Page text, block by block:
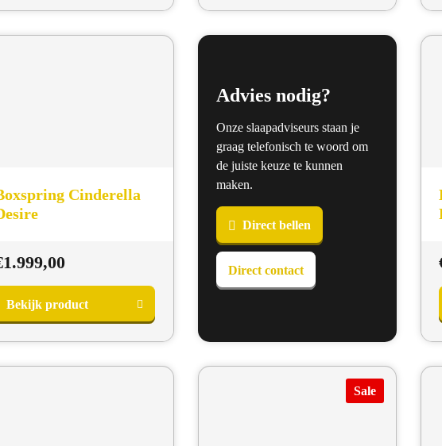
Cinderella
1.999,00
Bekijk product
Advies nodig?
Onze slaapadviseurs staan je
graag telefonisch te woord om
de juiste keuze te kunnen
maken.
Direct bellen
Direct contact
Sale